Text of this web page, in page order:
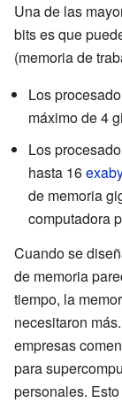
Una de las
bits es que
(memoria de
Los
máximo de 4
Los
hasta 16
de memoria
computadora
Cuando se
de memoria
tiempo, la
necesitaron
empresas
para
personales.